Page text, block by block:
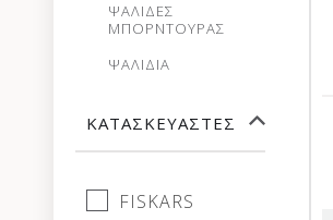
ΨΑΛΙΔΕΣ
ΜΠΟΡΝΤΟΥΡΑΣ
ΨΑΛΙΔΙΑ
ΚΑΤΑΣΚΕΥΑΣΤΈΣ
FISKARS